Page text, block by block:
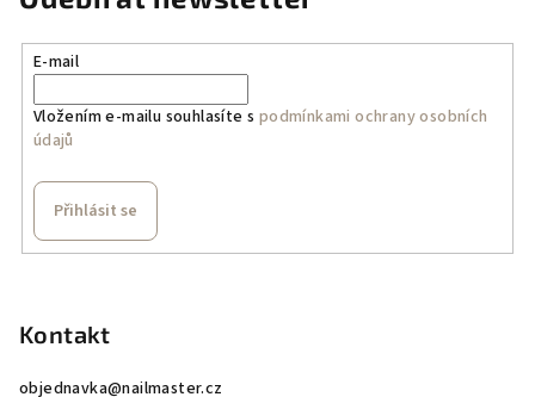
E-mail
Vložením e-mailu souhlasíte s podmínkami ochrany osobních
údajů
Přihlásit se
Kontakt
objednavka@nailmaster.cz